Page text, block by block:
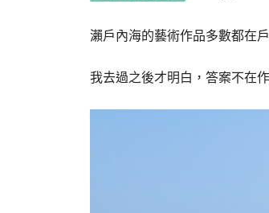
瀨戶內海的藝術作品多數都在
我去過之後才明白，答案不在